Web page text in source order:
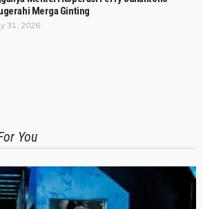
Merga Ginting
31, 2026
You